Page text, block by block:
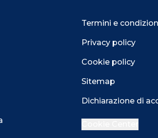
Termini e
Privacy policy
Cookie policy
Sitemap
Dichiarazione di